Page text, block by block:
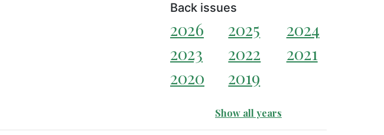
Back issues
2026 2025
2024
2023
2022
2021
2020
2019
Show all years